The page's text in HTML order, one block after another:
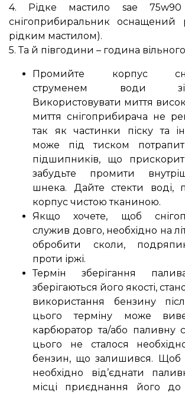
4. Рідке мастило sae
снігоприбиральник оснащений
рідким мастилом).
5. Та й півгодини – година
Промийте корпус
струменем води
Використовувати миття
миття снігоприбирача не
так як частинки піску та
може під тиском
підшипників, що
забудьте промити
шнека. Дайте стекти воді,
корпус чистою тканиною.
Якщо хочете, щоб
служив довго, необхідно на
обробити сколи,
проти іржі.
Термін зберігання
зберігаються його якості,
використання бензину
цього терміну може
карбюратор та/або паливну
цього не сталося
бензин, що залишився. Щоб
необхідно від’єднати
місці приєднання його до